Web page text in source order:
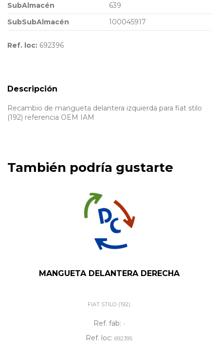
SubAlmacén
639
SubSubAlmacén
100045917
Ref. loc: 692396
Descripción
Recambio de mangueta delantera izquierda para fiat stilo
(192) referencia OEM IAM
También podría gustarte
MANGUETA DELANTERA DERECHA
FIAT STILO (192)
Ref. fab: -
Ref. loc: 692395